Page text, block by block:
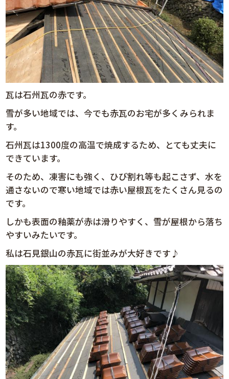
瓦は石州瓦の赤です。
雪が多い地域では、今でも赤瓦のお宅が多くみられま
す。
石州瓦は1300度の高温で焼成するため、とても丈夫に
できています。
そのため、凍害にも強く、ひび割れ等も起こさず、水を
通さないので寒い地域では赤い屋根瓦をたくさん見るの
です。
しかも表面の釉薬が赤は滑りやすく、雪が屋根から落ち
やすいみたいです。
私は石見銀山の赤瓦に街並みが大好きです♪